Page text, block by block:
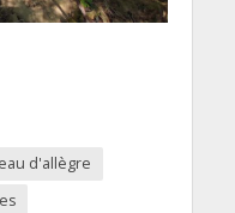
d'allègre